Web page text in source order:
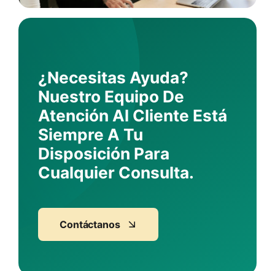
¿Necesitas Ayuda?
Nuestro Equipo De
Atención Al Cliente Está
Siempre A Tu
Disposición Para
Cualquier Consulta.
Contáctanos